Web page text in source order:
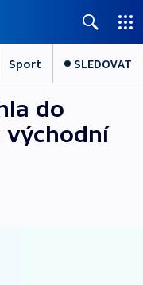
Sport SLEDOVAT
do
východní